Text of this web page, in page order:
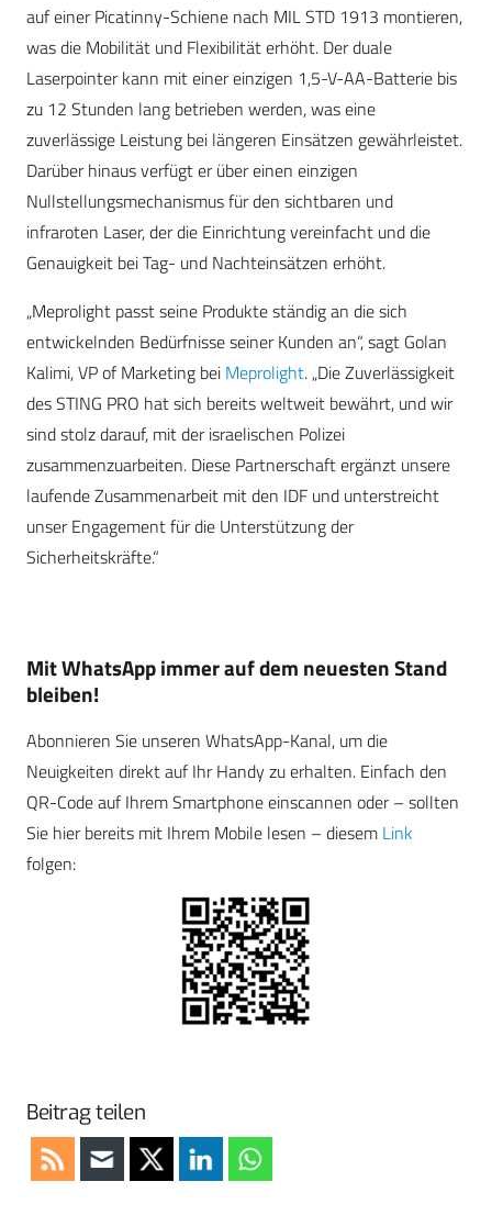
auf einer Picatinny-Schiene nach MIL STD 1913 montieren,
was die Mobilität und Flexibilität erhöht. Der duale
Laserpointer kann mit einer einzigen 1,5-V-AA-Batterie bis
zu 12 Stunden lang betrieben werden, was eine
zuverlässige Leistung bei längeren Einsätzen gewährleistet.
Darüber hinaus verfügt er über einen einzigen
Nullstellungsmechanismus für den sichtbaren und
infraroten Laser, der die Einrichtung vereinfacht und die
Genauigkeit bei Tag- und Nachteinsätzen erhöht.
„Meprolight passt seine Produkte ständig an die sich
entwickelnden Bedürfnisse seiner Kunden an“, sagt Golan
Kalimi, VP of Marketing bei Meprolight. „Die Zuverlässigkeit
des STING PRO hat sich bereits weltweit bewährt, und wir
sind stolz darauf, mit der israelischen Polizei
zusammenzuarbeiten. Diese Partnerschaft ergänzt unsere
laufende Zusammenarbeit mit den IDF und unterstreicht
unser Engagement für die Unterstützung der
Sicherheitskräfte.“
Mit WhatsApp immer auf dem neuesten Stand
bleiben!
Abonnieren Sie unseren WhatsApp-Kanal, um die
Neuigkeiten direkt auf Ihr Handy zu erhalten. Einfach den
QR-Code auf Ihrem Smartphone einscannen oder – sollten
Sie hier bereits mit Ihrem Mobile lesen – diesem Link
folgen:
Beitrag teilen